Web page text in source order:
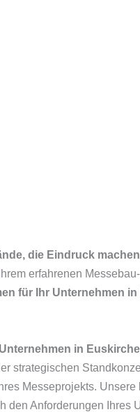
die Eindruck machen
erfahrenen
für Ihr Unternehmen
in
strategischen
Messeprojekts.
den Anforderungen Ihres